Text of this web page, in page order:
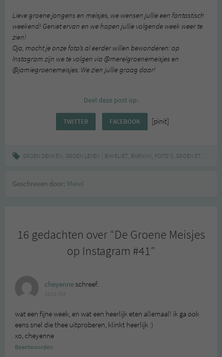
Lieve groene jongens en meisjes, we wensen jullie een fantastisch
weekend! Geniet ervan en we hopen jullie volgende week weer te
zien!
Oja, mocht je onze foto’s al eerder willen bewonderen: op
Instagram zijn we te volgen via @merelgroenemeisjes en
@jamiegroenemeisjes. We zien jullie graag daar!
Deel deze post op:
TWITTER FACEBOOK [pinit]
GROEN DENKEN, GROEN LEVEN BAKELIET, BARNINI, FOTO'S, GROEN ETEN
Geschreven door: Merel
16 gedachten over “De Groene Meisjes
op Instagram #41”
cheyenneschreef:
wat een fijne week, en wat een heerlijk eten allemaal! ik ga ook
eens snel die thee uitproberen, klinkt heerlijk :)
xo, cheyenne
Beantwoorden